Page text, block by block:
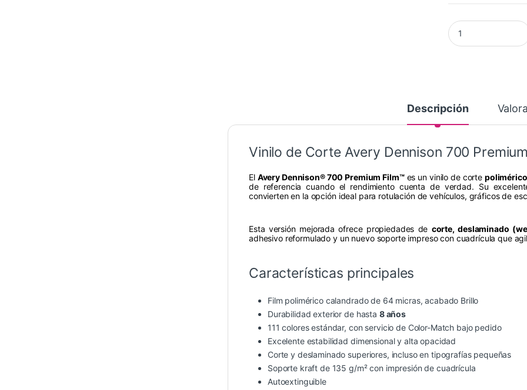
Vinilo Avery 700
Descripción
Vinilo de Corte Avery Dennison 700
El Avery Dennison® 700 Premium Film™es un vinilo de corte
de referencia cuando el rendimiento cuenta de verdad. Su
convierten en la opción ideal para rotulación de vehículos, gráficos de
Esta versión mejorada ofrece propiedades de corte, deslaminado
adhesivo reformulado y un nuevo soporte impreso con cuadrícula que
Características principales
Film polimérico calandrado de 64 micras, acabado Brillo
Durabilidad exterior de hasta 8 años
111 colores estándar, con servicio de Color-Match bajo pedido
Excelente estabilidad dimensional y alta opacidad
Corte y deslaminado superiores, incluso en tipografías pequeñas
Soporte kraft de 135 g/m² con impresión de cuadrícula
Autoextinguible